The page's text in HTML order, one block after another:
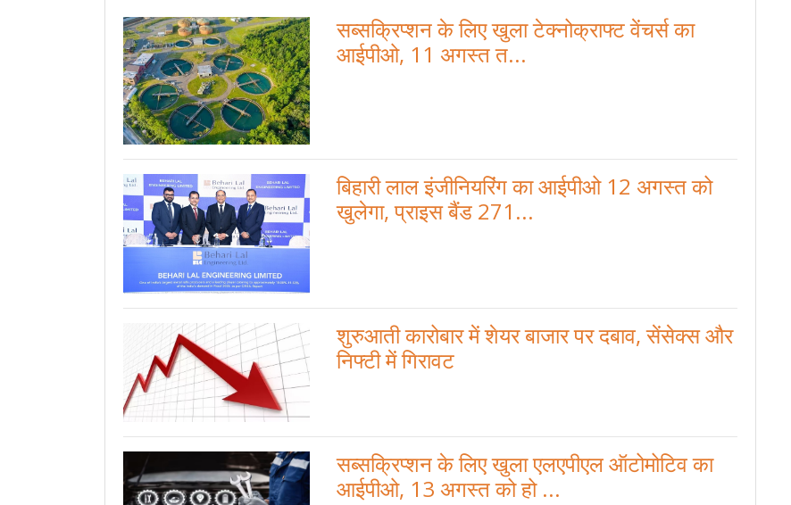
सब्सक्रिप्शन के लिए खुला टेक्नोक्राफ्ट वेंचर्स का
आईपीओ, 11 अगस्त त...
बिहारी लाल इंजीनियरिंग का आईपीओ 12 अगस्त को
खुलेगा, प्राइस बैंड 271...
शुरुआती कारोबार में शेयर बाजार पर दबाव, सेंसेक्स और
निफ्टी में गिरावट
सब्सक्रिप्शन के लिए खुला एलएपीएल ऑटोमोटिव का
आईपीओ, 13 अगस्त को हो ...